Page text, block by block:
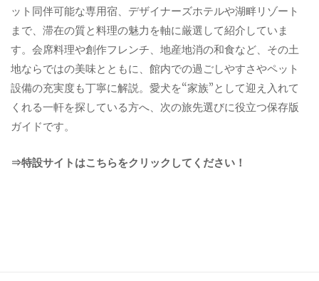
ット同伴可能な専用宿、デザイナーズホテルや湖畔リゾート
まで、滞在の質と料理の魅力を軸に厳選して紹介していま
す。会席料理や創作フレンチ、地産地消の和食など、その土
地ならではの美味とともに、館内での過ごしやすさやペット
設備の充実度も丁寧に解説。愛犬を“家族”として迎え入れて
くれる一軒を探している方へ、次の旅先選びに役立つ保存版
ガイドです。
⇒特設サイトはこちらをクリックしてください！